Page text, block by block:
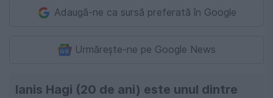
Adaugă-ne ca sursă preferată în Google
Urmărește-ne pe Google News
Ianis Hagi (20 de ani) este unul dintre